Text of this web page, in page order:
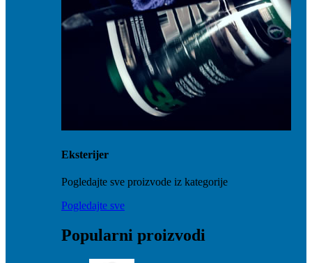
Eksterijer
Pogledajte sve proizvode iz kategorije
Pogledajte sve
Popularni proizvodi